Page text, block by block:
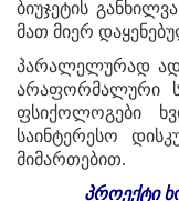
ბიუჯეტის
მათ მიერ
პარალელურად
არაფორმალური
ფსიქოლოგები
საინტერესო
მიმართებით.
პროექტი